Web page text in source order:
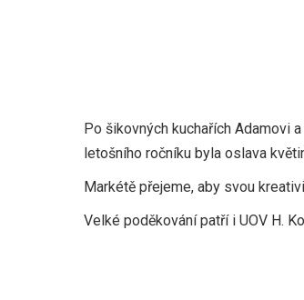
Po šikovných kuchařích Adamovi
letošního ročníku byla oslava
Markétě přejeme, aby svou
Velké poděkování patří i UOV H.